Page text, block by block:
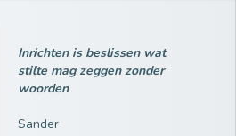
Inrichten is beslissen wat
stilte mag zeggen zonder
woorden
Sander